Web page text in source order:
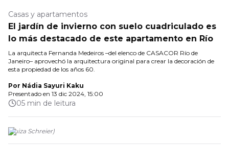
Casas y apartamentos
El jardín de invierno con suelo cuadriculado es
lo más destacado de este apartamento en Río
La arquitecta Fernanda Medeiros –del elenco de CASACOR Río de
Janeiro– aprovechó la arquitectura original para crear la decoración de
esta propiedad de los años 60.
Por Nádia Sayuri Kaku
Presentado en 13 dic 2024, 15:00
05 min de leitura
(Luiza Schreier)